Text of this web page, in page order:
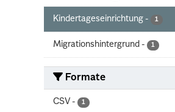
Kindertageseinrichtung - 1
Migrationshintergrund - 1
Formate
CSV - 1